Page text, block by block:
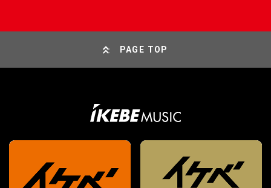
PAGE TOP